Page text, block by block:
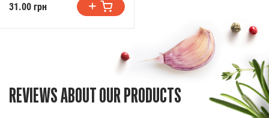
31.00 грн
REVIEWS ABOUT OUR PRODUCTS